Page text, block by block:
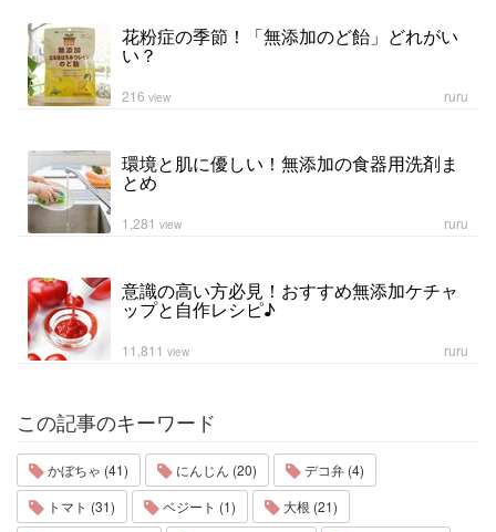
花粉症の季節！「無添加のど飴」どれがい
い？
ruru
216 view
環境と肌に優しい！無添加の食器用洗剤ま
とめ
ruru
1,281 view
意識の高い方必見！おすすめ無添加ケチャ
ップと自作レシピ♪
ruru
11,811 view
この記事のキーワード
かぼちゃ (41) にんじん (20)
デコ弁 (4)
トマト (31)
ベジート (1)
大根 (21)